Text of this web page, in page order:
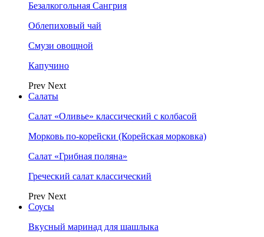
Безалкогольная Сангрия
Облепиховый чай
Смузи овощной
Капучино
Prev Next
Салаты
Салат «Оливье» классический с колбасой
Морковь по-корейски (Корейская морковка)
Салат «Грибная поляна»
Греческий салат классический
Prev Next
Соусы
Вкусный маринад для шашлыка